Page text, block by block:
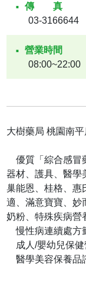
傳真
03-3166644
營業時間
08:00~22:00
大樹藥局 桃園南平
優質「綜合感冒
器材、護具、醫學
巢能恩、桂格、
適、滿意寶寶、妙
奶粉、特殊疾病營
慢性病連續處方
成人/嬰幼兒保健
醫學美容保養品